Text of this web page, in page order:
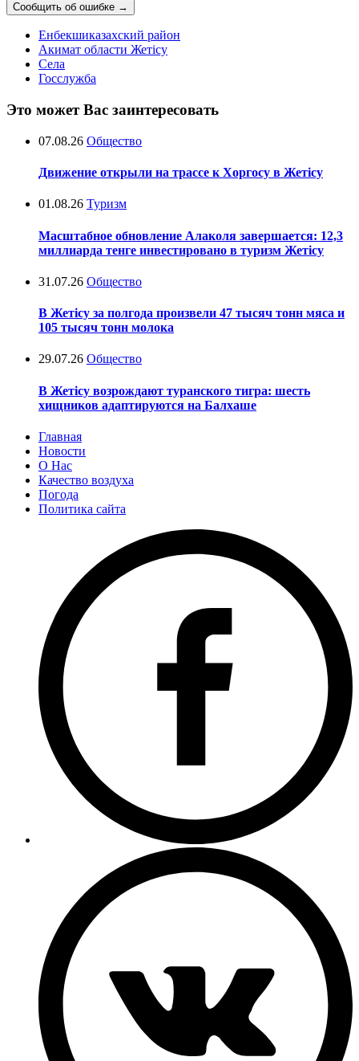
Сообщить об ошибке →
Енбекшиказахский район
Акимат области Жетісу
Села
Госслужба
Это может Вас заинтересовать
07.08.26 Общество
Движение открыли на трассе к Хоргосу в Жетісу
01.08.26 Туризм
Масштабное обновление Алаколя завершается: 12,3
миллиарда тенге инвестировано в туризм Жетісу
31.07.26 Общество
В Жетісу за полгода произвели 47 тысяч тонн мяса и
105 тысяч тонн молока
29.07.26 Общество
В Жетісу возрождают туранского тигра: шесть
хищников адаптируются на Балхаше
Главная
Новости
О Нас
Качество воздуха
Погода
Политика сайта